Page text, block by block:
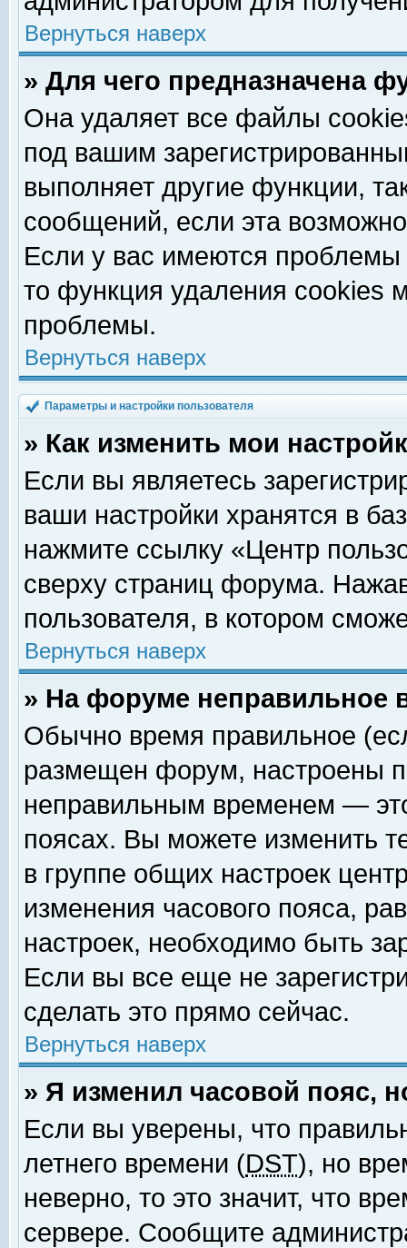
Вернуться наверх
» Для чего предназначена
Она удаляет все файлы
под вашим
выполняет другие функции,
сообщений, если эта
Если у вас имеются
то функция удаления cookies
проблемы.
Вернуться наверх
Параметры и настройки пользователя
» Как изменить мои
Если вы являетесь
ваши настройки хранятся в
нажмите ссылку «Центр
сверху страниц форума.
пользователя, в котором
Вернуться наверх
» На форуме неправильное
Обычно время правильное
размещен форум, настроены
неправильным временем —
поясах. Вы можете изменить
в группе общих настроек
изменения часового пояса,
настроек, необходимо быть
Если вы все еще не
сделать это прямо сейчас.
Вернуться наверх
» Я изменил часовой пояс,
Если вы уверены, что
летнего времени (DST), но
неверно, то это значит, что
сервере. Сообщите